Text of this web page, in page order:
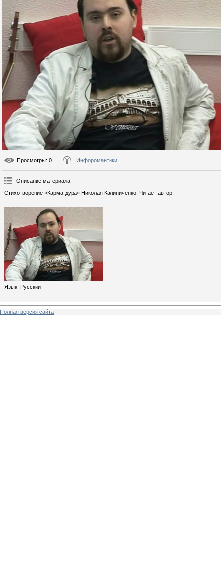
Просмотры: 0 Инфоромантики
Описание материала:
Стихотворение «Карма-дура» Николая Калиниченко. Читает автор.
Язык: Русский
Полная версия сайта